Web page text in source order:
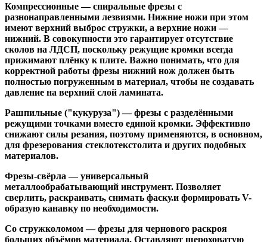
Компрессионные— спиральные фрезы с
разнонаправленными лезвиями. Нижние ножи при этом
имеют верхний выброс стружки, а верхние ножи —
нижний. В совокупности это гарантирует отсутствие
сколов на ЛДСП, поскольку режущие кромки всегда
прижимают плёнку к плите. Важно понимать, что для
корректной работы фрезы нижний нож должен быть
полностью погруженным в материал, чтобы не создавать
давление на верхний слой ламината.
Рашпильные ("кукуруза")— фрезы с разделёнными
режущими точками вместо единой кромки. Эффективно
снижают силы резания, поэтому применяются, в основном,
для фрезерования стеклотекстолита и других подобных
материалов.
Фрезы-свёрла — универсальный
металлообрабатывающий инструмент. Позволяет
сверлить, раскраивать, снимать фаску.и формировать V-
образую канавку по необходимости.
Со стружколомом— фрезы для чернового раскроя
больших объёмов материала. Оставляют шероховатую